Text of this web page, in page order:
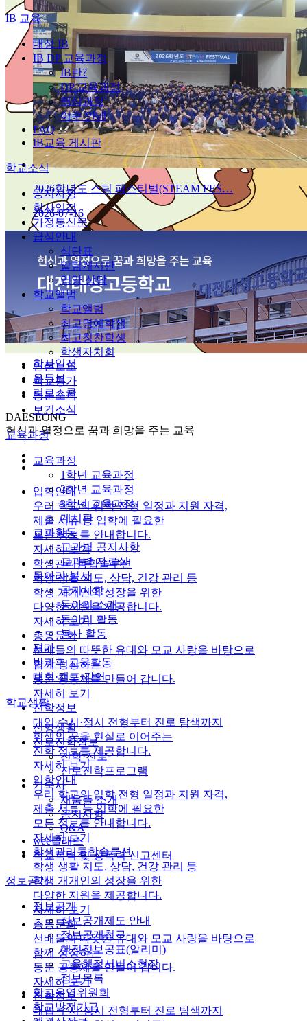
IB 교육
대성 IB
IB DP 교육과정
IB란?
DP 교육과정
핵심과정
이수 안내
FAQ
IB교육 게시판
학교소식
공지사항
학사일정
가정통신문
급식안내
식단표
알림게시판
영양 상담
학교앨범
학교앨범
최고명예학생
최고칭찬학생
학생자치회
언론보도
학교평가
동문소식
보건소식
교육과정
교육과정
1학년 교육과정
2학년 교육과정
3학년 교육과정
게시판
교과활동
교과별 공지사항
교과별 자료실
동아리·봉사
공지사항
동아리 소개
동아리 활동
봉사 활동
평가
방과후 교육활동
대회·캠프·강연
학교생활
신앙생활
진로진학정보
진학·진로
진로진학프로그램
기숙사
채움뜰 소개
공지사항
Q&A
wee클래스
학교폭력 및 성폭력 신고센터
정보공개
정보공개
정보공개제도 안내
정보공개청구
행정정보공표(알리미)
교육행정서비스현장
정보목록
학교운영위원회
학교발전기금
2026학년도 스팀 페스티벌(STEAM FES…
2026-07-16
학사일정
유튜브
리로스쿨
DAESEONG
헌신과 열정으로 꿈과 희망을 주는 교육
입학안내
우리 학교의 입학 전형 일정과 지원 자격,
제출 서류 등 입학에 필요한
모든 정보를 안내합니다.
자세히 보기
학생관리통합솔루션
학생 생활 지도, 상담, 건강 관리 등
학생 개개인의 성장을 위한
다양한 지원을 제공합니다.
자세히 보기
총동문회
선배들의 따뜻한 유대와 모교 사랑을 바탕으로
함께 성장하는
동문 공동체를 만들어 갑니다.
자세히 보기
진학정보
대입 수시·정시 전형부터 진로 탐색까지
학생의 꿈을 현실로 이어주는
진학 정보를 제공합니다.
자세히 보기
입학안내
우리 학교의 입학 전형 일정과 지원 자격,
제출 서류 등 입학에 필요한
모든 정보를 안내합니다.
자세히 보기
학생관리통합솔루션
학생 생활 지도, 상담, 건강 관리 등
학생 개개인의 성장을 위한
다양한 지원을 제공합니다.
자세히 보기
총동문회
선배들의 따뜻한 유대와 모교 사랑을 바탕으로
함께 성장하는
동문 공동체를 만들어 갑니다.
자세히 보기
진학정보
대입 수시·정시 전형부터 진로 탐색까지